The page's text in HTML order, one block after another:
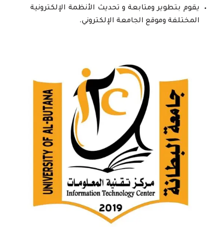
يقوم بتطوير ومتابعة و تحديث الأنظمة الإلكترونية
المختلفة وموقع الجامعة الإلكتروني.